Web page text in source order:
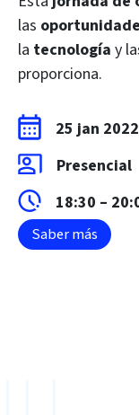
las
la tecnología y
proporciona.
25 jan 2022
Presencial
18:30 –
Saber más